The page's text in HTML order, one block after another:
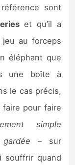
sont
et qu’il a
au forceps
éléphant que
une boîte à
le cas précis,
pour faire
simple
– sur
souffrir quand